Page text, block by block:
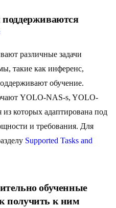
различные задачи
такие как инференс,
обучение.
YOLO-NAS-s, YOLO-
которых адаптирована под
и требования. Для
Supported Tasks and
обученные
получить к ним